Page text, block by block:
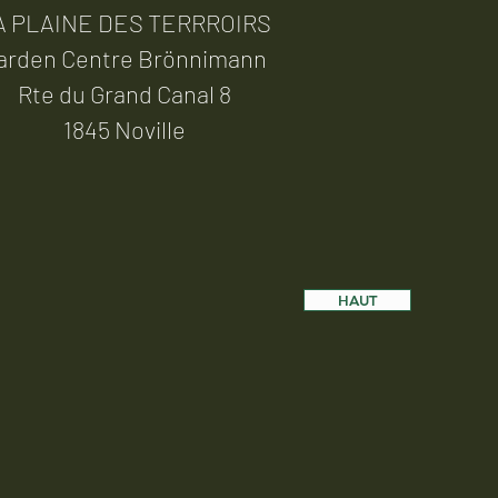
PLAINE DES TERRROIRS
Centre Brönnimann
Rte du Grand Canal 8
1845 Noville
HAUT